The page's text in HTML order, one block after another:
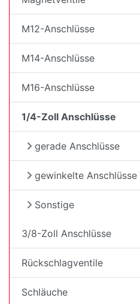
M12-Anschlüsse
M14-Anschlüsse
M16-Anschlüsse
1/4-Zoll Anschlüsse
gerade Anschlüsse
gewinkelte Anschlüsse
Sonstige
3/8-Zoll Anschlüsse
Rückschlagventile
Schläuche